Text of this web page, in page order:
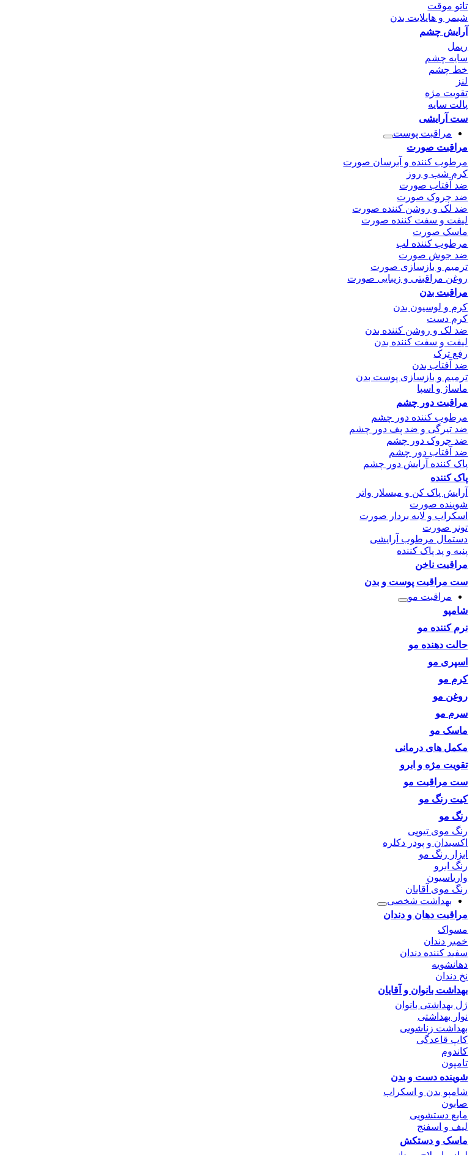
تاتو موقت
شیمر و هایلایت بدن
آرایش چشم
ریمل
سایه چشم
خط چشم
لنز
تقویت مژه
پالت سایه
ست آرایشی
مراقبت پوست
مراقبت صورت
مرطوب کننده و آبرسان صورت
کرم شب و روز
ضد آفتاب صورت
ضد چروک صورت
ضد لک و روشن کننده صورت
لیفت و سفت کننده صورت
ماسک صورت
مرطوب کننده لب
ضد جوش صورت
ترمیم و بازسازی صورت
روغن مراقبتی و زیبایی صورت
مراقبت بدن
کرم و لوسیون بدن
کرم دست
ضد لک و روشن کننده بدن
لیفت و سفت کننده بدن
رفع ترک
ضد آفتاب بدن
ترمیم و بازسازی پوست بدن
ماساژ و اسپا
مراقبت دور چشم
مرطوب کننده دور چشم
ضد تیرگی و ضد پف دور چشم
ضد چروک دور چشم
ضد آفتاب دور چشم
پاک کننده آرایش دور چشم
پاک کننده
آرایش پاک کن و میسلار واتر
شوینده صورت
اسکراب و لایه بردار صورت
تونر صورت
دستمال مرطوب آرایشی
پنبه و پد پاک کننده
مراقبت ناخن
ست مراقبت پوست و بدن
مراقبت مو
شامپو
نرم کننده مو
حالت دهنده مو
اسپری مو
کرم مو
روغن مو
سرم مو
ماسک مو
مکمل های درمانی
تقویت مژه و ابرو
ست مراقبت مو
کیت رنگ مو
رنگ مو
رنگ موی تیوپی
اکسیدان و پودر دکلره
ابزار رنگ مو
رنگ ابرو
واریاسیون
رنگ موی آقایان
بهداشت شخصی
مراقبت دهان و دندان
مسواک
خمیر دندان
سفید کننده دندان
دهانشویه
نخ دندان
بهداشت بانوان و آقایان
ژل بهداشتی بانوان
نوار بهداشتی
بهداشت زناشویی
کاپ قاعدگی
کاندوم
تامپون
شوینده دست و بدن
شامپو بدن و اسکراب
صابون
مایع دستشویی
لیف و اسفنج
ماسک و دستکش